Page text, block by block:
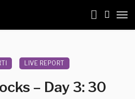
LIVE REPORT
– Day 3: 30